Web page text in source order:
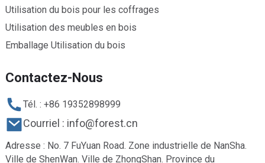
Utilisation du bois pour les coffrages
Utilisation des meubles en bois
Emballage Utilisation du bois
Contactez-Nous
Tél. : +86 19352898999
Courriel : info@forest.cn
Adresse : No. 7 FuYuan Road. Zone industrielle de NanSha.
Ville de ShenWan. Ville de ZhongShan. Province du